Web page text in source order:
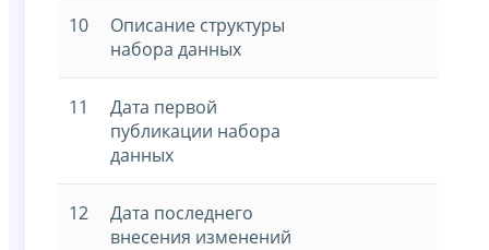
10
Описание структуры
набора данных
11
Дата первой
публикации набора
данных
12
Дата последнего
внесения изменений